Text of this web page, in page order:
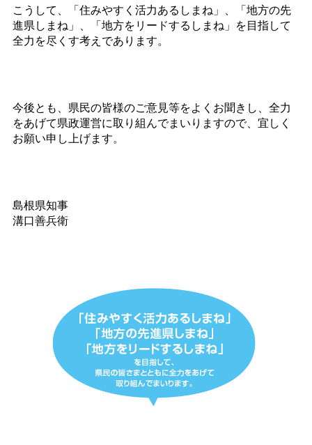
こうして、「住みやすく活力あるしまね」、「地方の先
進県しまね」、「地方をリードするしまね」を目指して
全力を尽くす考えであります。
今後とも、県民の皆様のご意見等をよくお聞きし、全力
をあげて県政運営に取り組んでまいりますので、宜しく
お願い申し上げます。
島根県知事
溝口善兵衛